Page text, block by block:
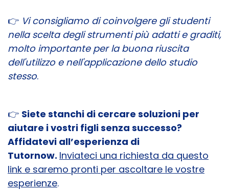
👉 Vi consigliamo di coinvolgere gli studenti
nella scelta degli strumenti più adatti e graditi,
molto importante per la buona riuscita
dell'utilizzo e nell'applicazione dello studio
stesso.
👉 Siete stanchi di cercare soluzioni per
aiutare i vostri figli senza successo?
Affidatevi all’esperienza di
Tutornow. Inviateci una richiesta da questo
link e saremo pronti per ascoltare le vostre
esperienze.